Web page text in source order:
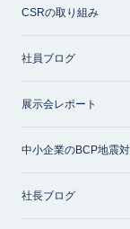
CSRの取り組み
社員ブログ
展示会レポート
中小企業のBCP地震
社長ブログ